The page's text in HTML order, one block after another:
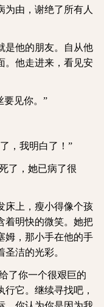
为由，谢绝了所有人
是他的朋友。自从他
。他走进来，看见安
要见你。”
，我明白了！”
了，她已病了很
床上，瘦小得像个孩
着明快的微笑。她把
姆，那小手在他的手
洁的光彩。
了你一个很艰巨的
它。继续寻找吧，